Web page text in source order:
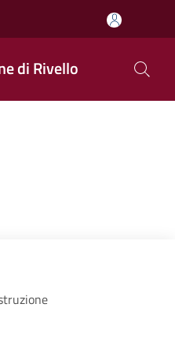
di Rivello